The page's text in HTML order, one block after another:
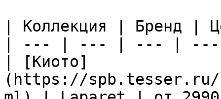
| Коллекция | Бренд |
| --- | --- | --- |
| [Киото]
(https://